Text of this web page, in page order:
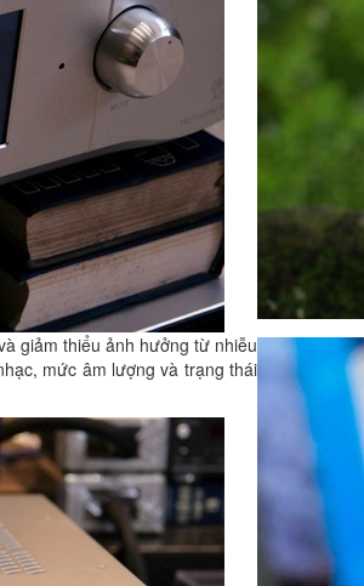
giảm thiểu ảnh hưởng từ nhiễu
mức âm lượng và trạng thái